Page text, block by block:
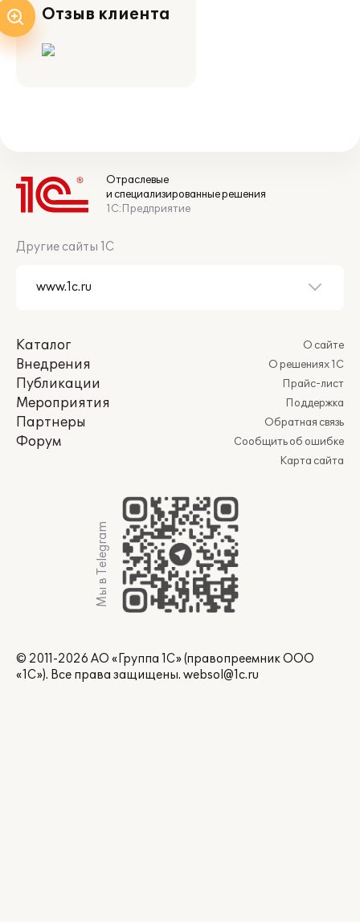
Отзыв клиента
Отраслевые
и специализированные решения
1С:Предприятие
Другие сайты 1С
Каталог
Внедрения
Публикации
Мероприятия
Партнеры
Форум
О сайте
О решениях 1С
Прайс-лист
Поддержка
Обратная связь
Сообщить об ошибке
Карта сайта
Мы в Telegram
© 2011-2026 АО «Группа 1С» (правопреемник ООО
«1С»). Все права защищены. websol@1c.ru